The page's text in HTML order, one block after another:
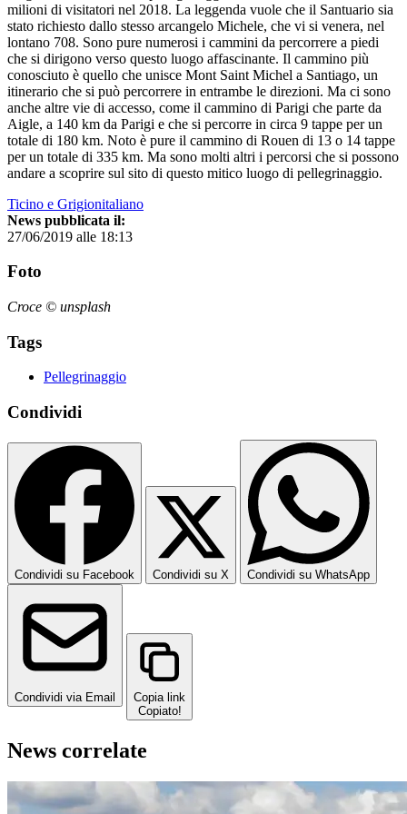
milioni di visitatori nel 2018. La leggenda vuole che il Santuario sia
stato richiesto dallo stesso arcangelo Michele, che vi si venera, nel
lontano 708. Sono pure numerosi i cammini da percorrere a piedi
che si dirigono verso questo luogo affascinante. Il cammino più
conosciuto è quello che unisce Mont Saint Michel a Santiago, un
itinerario che si può percorrere in entrambe le direzioni. Ma ci sono
anche altre vie di accesso, come il cammino di Parigi che parte da
Aigle, a 140 km da Parigi e che si percorre in circa 9 tappe per un
totale di 180 km. Noto è pure il cammino di Rouen di 13 o 14 tappe
per un totale di 335 km. Ma sono molti altri i percorsi che si possono
andare a scoprire sul sito di questo mitico luogo di pellegrinaggio.
Ticino e Grigionitaliano
News pubblicata il:
27/06/2019 alle 18:13
Foto
Croce © unsplash
Tags
Pellegrinaggio
Condividi
Condividi su Facebook Condividi su X Condividi su WhatsApp
Condividi via Email
Copia link
Copiato!
News correlate